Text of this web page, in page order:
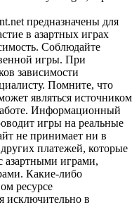
предназначены для
в азартных играх
Соблюдайте
игры. При
зависимости
Помните, что
являться источником
Информационный
игры на реальные
не принимает ни в
платежей, которые
азартными играми,
Какие-либо
ресурсе
исключительно в